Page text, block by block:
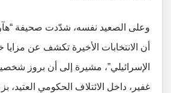
وعلى الصعيد نفسه، شدّدت صحيفة
أن الانتخابات الأخيرة تكشف عن مزايا
الإسرائيلي”، مشيرة إلى أن بروز
غفير، داخل الائتلاف الحكومي العتيد،